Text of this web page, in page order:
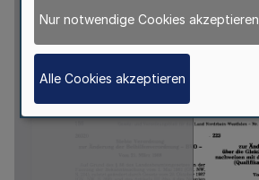
Nur notwendige Cookies akzeptieren
Alle Cookies akzeptieren